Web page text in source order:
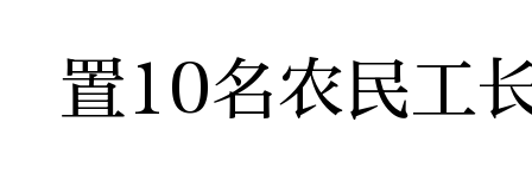
置10名农民工